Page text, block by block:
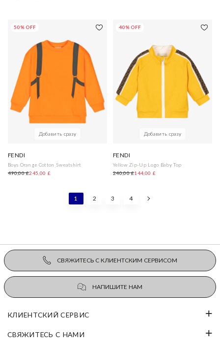
50% OFF
Добавить сразу
FENDI
Boys Orange Cotton Sweatshirt
490,00 £245,00 £
40% OFF
Добавить сразу
FENDI
Yellow Zip-Up Logo Baby Top
240,00 £144,00 £
1 2 3 4
СВЯЖИТЕСЬ С КЛИЕНТСКИМ СЕРВИСОМ
НАПИШИТЕ НАМ
КЛИЕНТСКИЙ СЕРВИС
СВЯЖИТЕСЬ С НАМИ